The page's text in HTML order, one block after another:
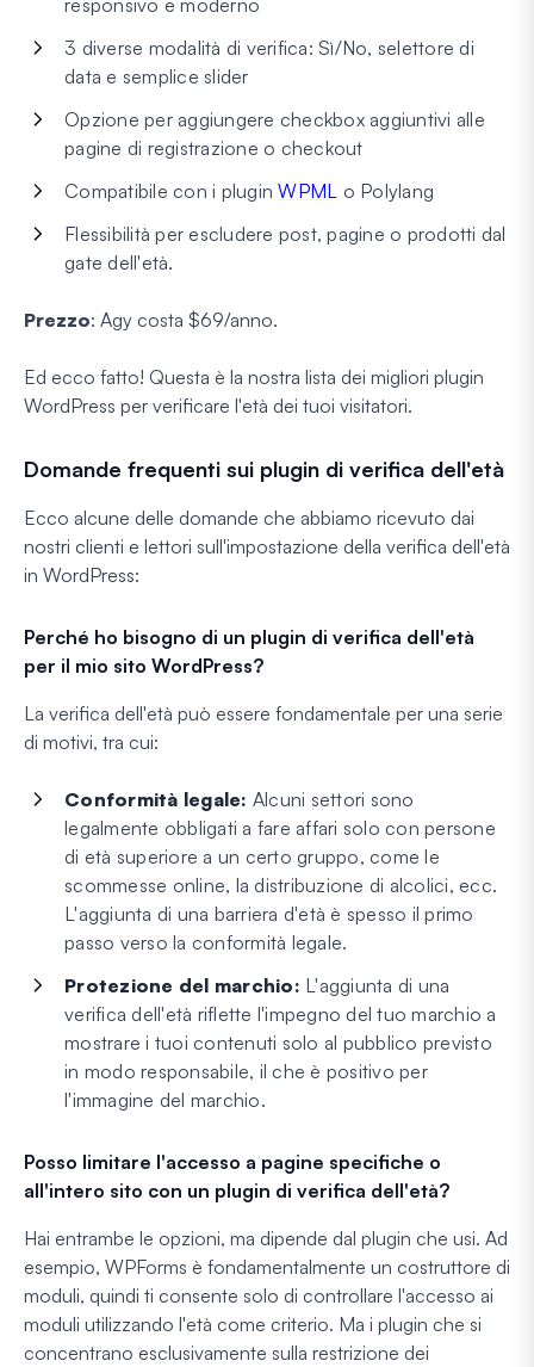
responsivo e moderno
3 diverse modalità di verifica: Sì/No, selettore di
data e semplice slider
Opzione per aggiungere checkbox aggiuntivi alle
pagine di registrazione o checkout
Compatibile con i pluginWPML o Polylang
Flessibilità per escludere post, pagine o prodotti dal
gate dell'età.
Prezzo: Agy costa $69/anno.
Ed ecco fatto! Questa è la nostra lista dei migliori plugin
WordPress per verificare l'età dei tuoi visitatori.
Domande frequenti sui plugin di verifica dell'età
Ecco alcune delle domande che abbiamo ricevuto dai
nostri clienti e lettori sull'impostazione della verifica dell'età
in WordPress:
Perché ho bisogno di un plugin di verifica dell'età
per il mio sito WordPress?
La verifica dell'età può essere fondamentale per una serie
di motivi, tra cui:
Conformità legale: Alcuni settori sono
legalmente obbligati a fare affari solo con persone
di età superiore a un certo gruppo, come le
scommesse online, la distribuzione di alcolici, ecc.
L'aggiunta di una barriera d'età è spesso il primo
passo verso la conformità legale.
Protezione del marchio: L'aggiunta di una
verifica dell'età riflette l'impegno del tuo marchio a
mostrare i tuoi contenuti solo al pubblico previsto
in modo responsabile, il che è positivo per
l'immagine del marchio.
Posso limitare l'accesso a pagine specifiche o
all'intero sito con un plugin di verifica dell'età?
Hai entrambe le opzioni, ma dipende dal plugin che usi. Ad
esempio, WPForms è fondamentalmente un costruttore di
moduli, quindi ti consente solo di controllare l'accesso ai
moduli utilizzando l'età come criterio. Ma i plugin che si
concentrano esclusivamente sulla restrizione dei